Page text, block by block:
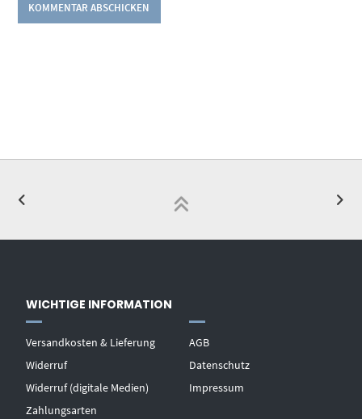
WICHTIGE INFORMATION
Versandkosten & Lieferung
Widerruf
Widerruf (digitale Medien)
Zahlungsarten
AGB
Datenschutz
Impressum